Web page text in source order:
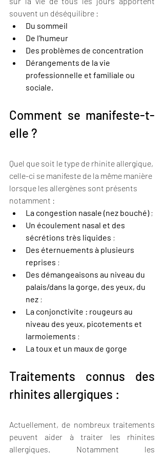
souvent un déséquilibre :
Du sommeil
De l’humeur
Des problèmes de concentration
Dérangements de la vie
professionnelle et familiale ou
sociale.
Comment se manifeste-t-
elle ?
Quel que soit le type de rhinite allergique,
celle-ci se manifeste de la même manière
lorsque les allergènes sont présents
notamment :
La congestion nasale (nez bouché) ;
Un écoulement nasal et des
sécrétions très liquides ;
Des éternuements à plusieurs
reprises ;
Des démangeaisons au niveau du
palais/dans la gorge, des yeux, du
nez ;
La conjonctivite : rougeurs au
niveau des yeux, picotements et
larmoiements ;
La toux et un maux de gorge
Traitements connus des
rhinites allergiques :
Actuellement, de nombreux traitements
peuvent aider à traiter les rhinites
allergiques. Notamment les